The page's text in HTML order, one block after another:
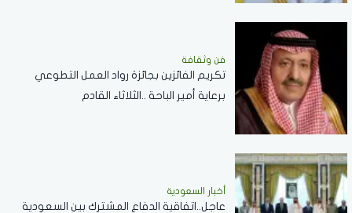
فن وثقافة
تكريم الفائزين بجائزة رواد العمل التطوعي
برعاية أمير الباحة ..الثلاثاء القادم
أخبار السعودية
عاجل..اتفاقية الدفاع المشترك بين السعودية